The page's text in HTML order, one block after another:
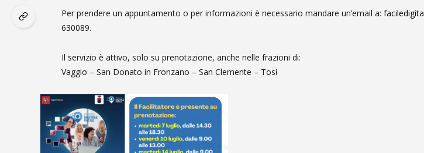
Per prendere un appuntamento o per informazioni è necessario mandare un’email a:
630089.
Il servizio è attivo, solo su prenotazione, anche nelle frazioni di:
Vaggio – San Donato in Fronzano – San Clemente – Tosi